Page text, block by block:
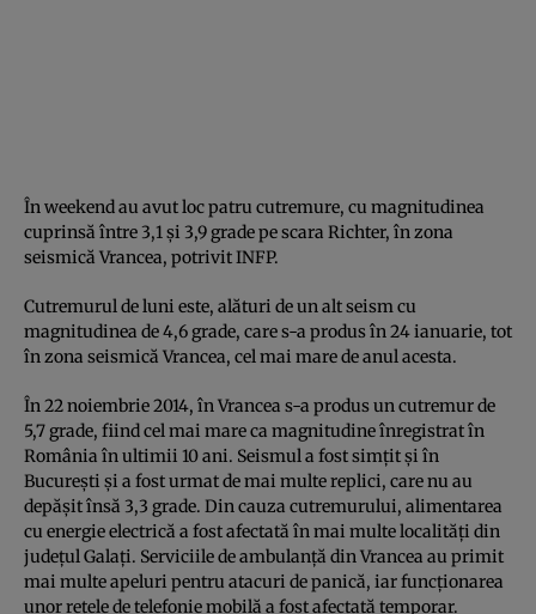
În weekend au avut loc patru cutremure, cu magnitudinea
cuprinsă între 3,1 şi 3,9 grade pe scara Richter, în zona
seismică Vrancea, potrivit INFP.
Cutremurul de luni este, alături de un alt seism cu
magnitudinea de 4,6 grade, care s-a produs în 24 ianuarie, tot
în zona seismică Vrancea, cel mai mare de anul acesta.
În 22 noiembrie 2014, în Vrancea s-a produs un cutremur de
5,7 grade, fiind cel mai mare ca magnitudine înregistrat în
România în ultimii 10 ani. Seismul a fost simţit şi în
Bucureşti şi a fost urmat de mai multe replici, care nu au
depăşit însă 3,3 grade. Din cauza cutremurului, alimentarea
cu energie electrică a fost afectată în mai multe localităţi din
judeţul Galaţi. Serviciile de ambulanţă din Vrancea au primit
mai multe apeluri pentru atacuri de panică, iar funcţionarea
unor reţele de telefonie mobilă a fost afectată temporar.